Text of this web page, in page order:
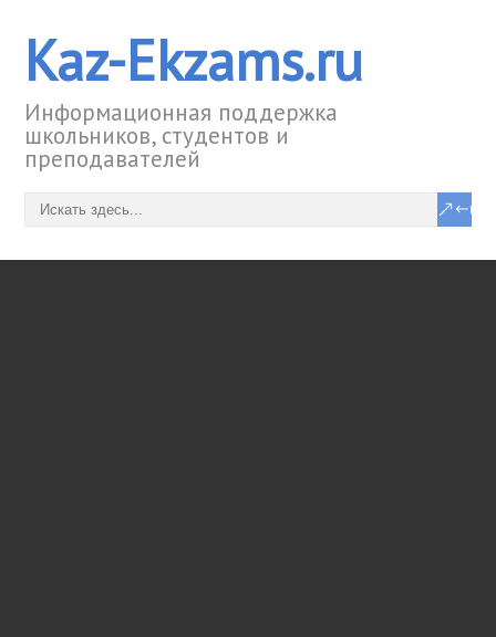
Kaz-Ekzams.ru
Информационная поддержка
школьников, студентов и
преподавателей